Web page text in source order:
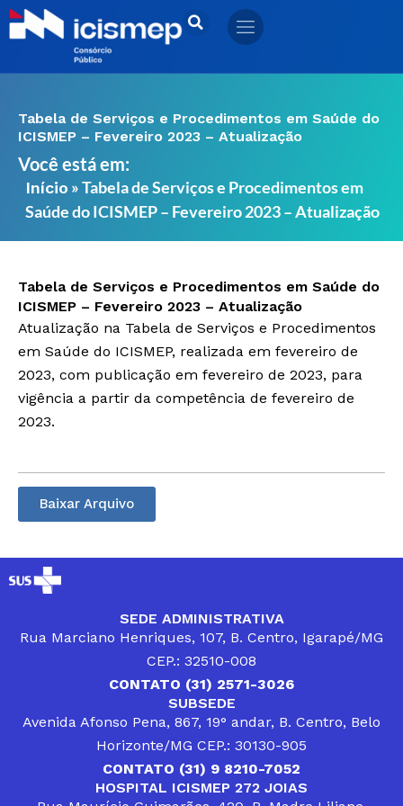
Ir
para
Tabela de Serviços e Procedimentos em Saúde do
ICISMEP – Fevereiro 2023 – Atualização
Você está em:
Início »Tabela de Serviços e Procedimentos em
Saúde do ICISMEP – Fevereiro 2023 – Atualização
Tabela de Serviços e Procedimentos em Saúde do
ICISMEP – Fevereiro 2023 – Atualização
Atualização na Tabela de Serviços e Procedimentos
em Saúde do ICISMEP, realizada em fevereiro de
2023, com publicação em fevereiro de 2023, para
vigência a partir da competência de fevereiro de
2023.
Baixar Arquivo
SEDE ADMINISTRATIVA
Rua Marciano Henriques, 107, B. Centro, Igarapé/MG
CEP.: 32510-008
CONTATO (31) 2571-3026
SUBSEDE
Avenida Afonso Pena, 867, 19° andar, B. Centro, Belo
Horizonte/MG CEP.: 30130-905
CONTATO (31) 9 8210-7052
HOSPITAL ICISMEP 272 JOIAS